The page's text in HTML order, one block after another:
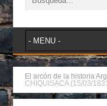
El arcón de la historia
CHIQUISACA (15/03/